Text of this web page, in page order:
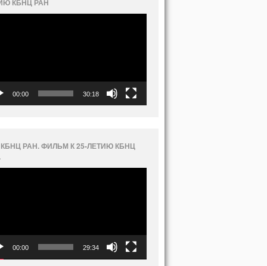
КБНЦ РАН
00:00 30:18
РАН. ФИЛЬМ К 25-ЛЕТИЮ КБНЦ
00:00 29:34